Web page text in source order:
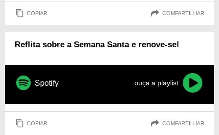
COPIAR COMPARTILHAR
Reflita sobre a Semana Santa e renove-se!
Spotify ouça a playlist
COPIAR COMPARTILHAR